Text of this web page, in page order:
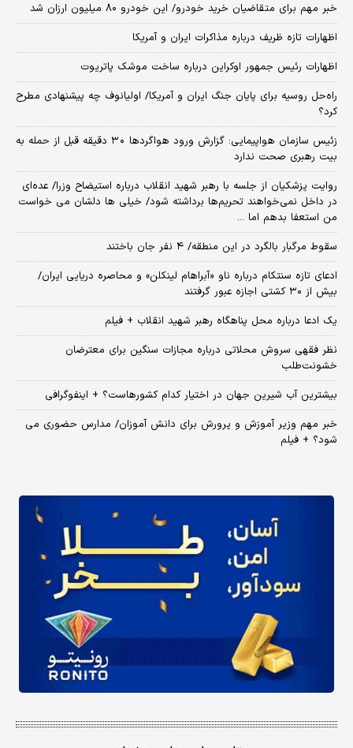
خبر مهم برای متقاضیان خرید خودرو/ این خودرو ۸۰ میلیون ارزان شد
اظهارات تازه ظریف درباره مذاکرات ایران و آمریکا
اظهارات رئیس جمهور اوکراین درباره ساخت موشک پاتریوت
راه‌حل روسیه برای پایان جنگ ایران و آمریکا/ اولیانوف چه پیشنهادی مطرح
کرد؟
زئیس سازمان هواپیمایی: گزارش ورود هواگردها ٣٠ دقیقه قبل از حمله به
بیت رهبری صحت ندارد
روایت پزشکیان از جلسه با رهبر شهید انقلاب درباره استیضاح وزرا/ عده‌ای
در داخل نمی‌خواهند تحریم‌ها برداشته شود/ خیلی ها دلشان می خواست
من استعفا بدهم اما ...
سقوط مرگبار بالگرد در این منطقه/ ۴ نفر جان باختند
ادعای تازه سنتکام درباره ناو «آبراهام لینکلن» و محاصره دریایی ایران/
بیش از ۳۰ کشتی اجازه عبور گرفتند
یک ادعا درباره محل پناهگاه‌ رهبر شهید انقلاب + فیلم
نظر فقهی سروش محلاتی درباره مجازات سنگین برای معترضان
خشونت‌طلب
بیشترین آب شیرین جهان در اختیار کدام کشورهاست؟ + اینفوگرافی
خبر مهم وزیر آموزش و پرورش برای دانش آموزان/ مدارس حضوری می
شود؟ + فیلم